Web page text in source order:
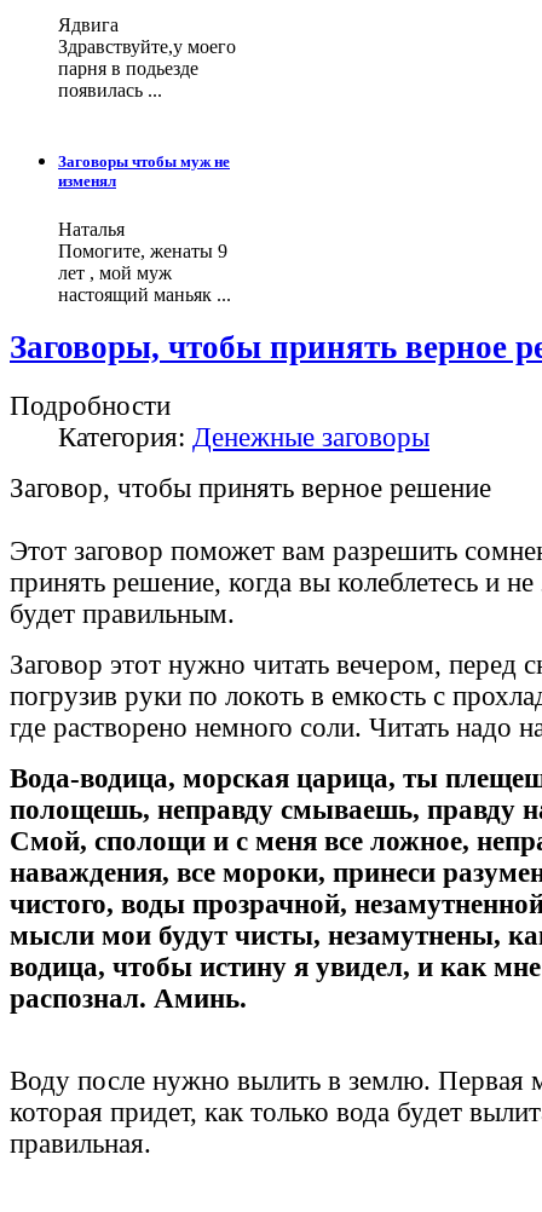
Ядвига
Здравствуйте,у моего
парня в подьезде
появилась ...
Заговоры чтобы муж не
изменял
Наталья
Помогите, женаты 9
лет , мой муж
настоящий маньяк ...
Заговоры, чтобы принять верное
Подробности
Категория: Денежные заговоры
Заговор, чтобы принять верное решение
Этот заговор поможет вам разрешить
принять решение, когда вы колеблетесь и не
будет правильным.
Заговор этот нужно читать вечером, перед
погрузив руки по локоть в емкость с
где растворено немного соли. Читать надо
Вода-водица, морская царица, ты
полощешь, неправду смываешь, правду
Смой, сполощи и с меня все ложное,
наваждения, все мороки, принеси
чистого, воды прозрачной,
мысли мои будут чисты, незамутнены,
водица, чтобы истину я увидел, и как
распознал. Аминь.
Воду после нужно вылить в землю. Первая
которая придет, как только вода будет
правильная.